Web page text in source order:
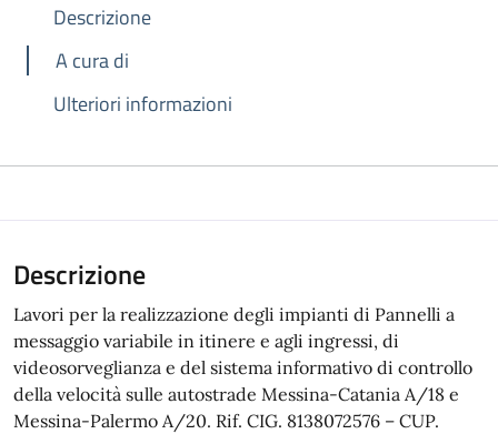
Descrizione
A cura di
Ulteriori informazioni
Descrizione
Lavori per la realizzazione degli impianti di Pannelli a
messaggio variabile in itinere e agli ingressi, di
videosorveglianza e del sistema informativo di controllo
della velocità sulle autostrade Messina-Catania A/18 e
Messina-Palermo A/20. Rif. CIG. 8138072576 – CUP.